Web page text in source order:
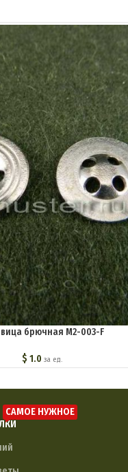
брючная M2-003-F
$ 1.0 за ед.
САМОЕ НУЖНОЕ